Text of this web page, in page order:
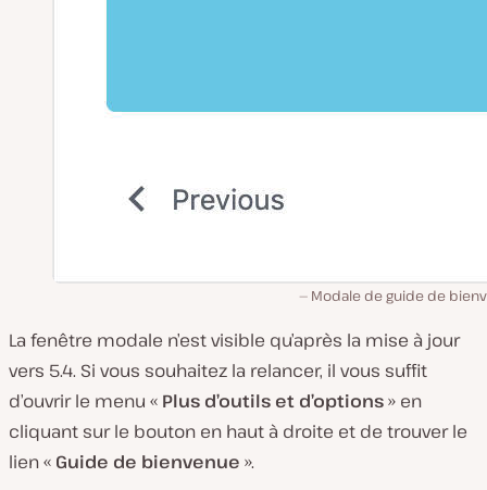
Modale de guide de
La fenêtre modale n’est visible qu’après la mise à jour
vers 5.4. Si vous souhaitez la relancer, il vous suffit
d’ouvrir le menu « Plus d’outils et d’options» en
cliquant sur le bouton en haut à droite et de trouver le
lien « Guide de bienvenue ».